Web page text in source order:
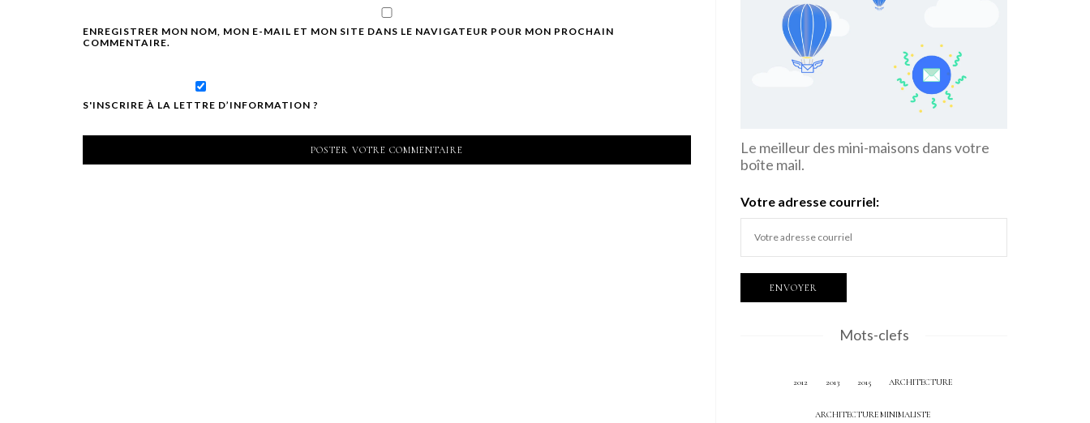
ENREGISTRER MON NOM, MON E-MAIL ET MON SITE DANS LE NAVIGATEUR POUR MON PROCHAIN
COMMENTAIRE.
S'INSCRIRE À LA LETTRE D’INFORMATION ?
Le meilleur des mini-maisons dans votre
boîte mail.
Votre adresse courriel:
Mots-clefs
2012 2013 2015 ARCHITECTURE
ARCHITECTURE MINIMALISTE